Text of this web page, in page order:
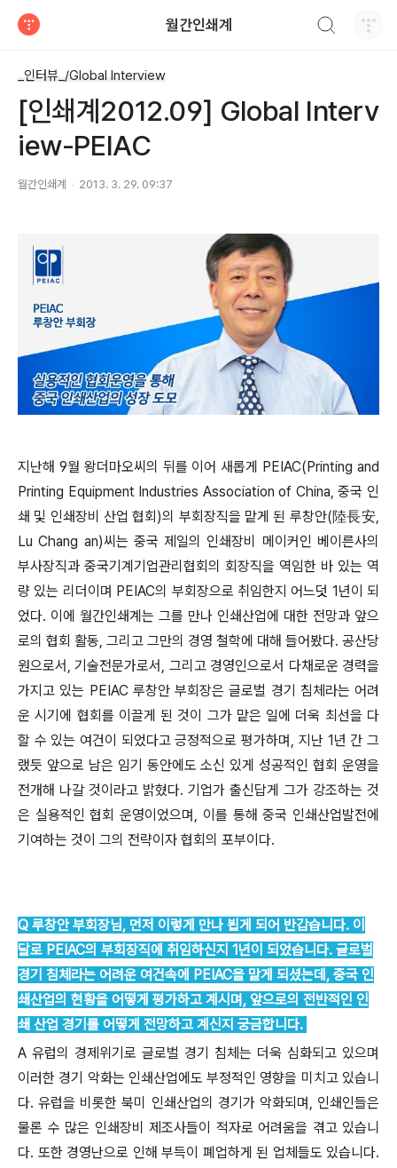
월간인쇄계
_인터뷰_/Global Interview
[인쇄계2012.09] Global Interv
iew-PEIAC
월간인쇄계 2013. 3. 29. 09:37
지난해 9월 왕더마오씨의 뒤를 이어 새롭게 PEIAC(Printing and
Printing Equipment Industries Association of China, 중국 인
쇄 및 인쇄장비 산업 협회)의 부회장직을 맡게 된 루창안(陸長安,
Lu Chang an)씨는 중국 제일의 인쇄장비 메이커인 베이른사의
부사장직과 중국기계기업관리협회의 회장직을 역임한 바 있는 역
량 있는 리더이며 PEIAC의 부회장으로 취임한지 어느덧 1년이 되
었다. 이에 월간인쇄계는 그를 만나 인쇄산업에 대한 전망과 앞으
로의 협회 활동, 그리고 그만의 경영 철학에 대해 들어봤다. 공산당
원으로서, 기술전문가로서, 그리고 경영인으로서 다채로운 경력을
가지고 있는 PEIAC 루창안 부회장은 글로벌 경기 침체라는 어려
운 시기에 협회를 이끌게 된 것이 그가 맡은 일에 더욱 최선을 다
할 수 있는 여건이 되었다고 긍정적으로 평가하며, 지난 1년 간 그
랬듯 앞으로 남은 임기 동안에도 소신 있게 성공적인 협회 운영을
전개해 나갈 것이라고 밝혔다. 기업가 출신답게 그가 강조하는 것
은 실용적인 협회 운영이었으며, 이를 통해 중국 인쇄산업발전에
기여하는 것이 그의 전략이자 협회의 포부이다.
Q 루창안 부회장님, 먼저 이렇게 만나 뵙게 되어 반갑습니다. 이
달로 PEIAC의 부회장직에 취임하신지 1년이 되었습니다. 글로벌
경기 침체라는 어려운 여건속에 PEIAC을 맡게 되셨는데, 중국 인
쇄산업의 현황을 어떻게 평가하고 계시며, 앞으로의 전반적인 인
쇄 산업 경기를 어떻게 전망하고 계신지 궁금합니다.
A 유럽의 경제위기로 글로벌 경기 침체는 더욱 심화되고 있으며
이러한 경기 악화는 인쇄산업에도 부정적인 영향을 미치고 있습니
다. 유럽을 비롯한 북미 인쇄산업의 경기가 악화되며, 인쇄인들은
물론 수 많은 인쇄장비 제조사들이 적자로 어려움을 겪고 있습니
다. 또한 경영난으로 인해 부득이 폐업하게 된 업체들도 있습니다.